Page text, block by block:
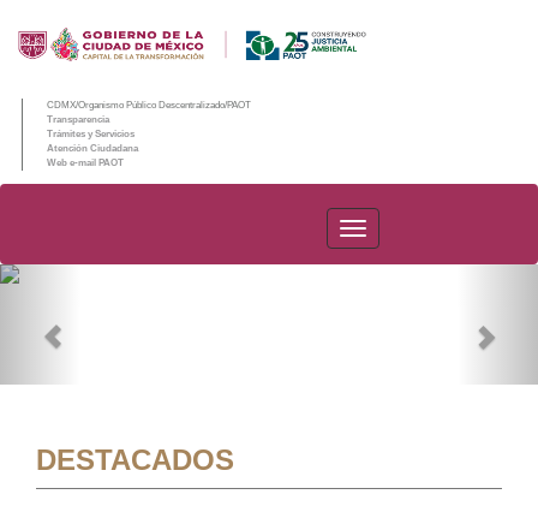
CDMX/Organismo Público Descentralizado/PAOT
Transparencia
Trámites y Servicios
Atención Ciudadana
Web e-mail PAOT
PAOT
DESTACADOS